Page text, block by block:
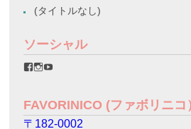
(タイトルなし)
ソーシャル
favorinico.jp
プ
ロ
フ
favorinico.jp
プ
ロ
フ
プ
ロ
フ
FAVORINICO (ファボリニコ
〒182-0002